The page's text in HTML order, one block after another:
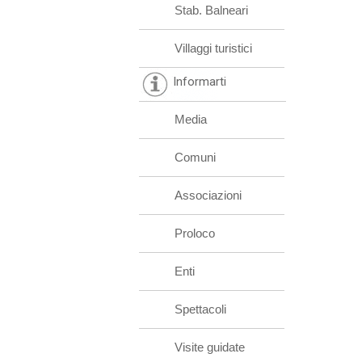
Stab. Balneari
Villaggi turistici
Informarti
Media
Comuni
Associazioni
Proloco
Enti
Spettacoli
Visite guidate